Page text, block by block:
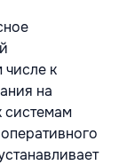
числе к
на
системам